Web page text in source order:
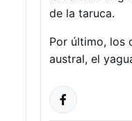
de la taruca.
Por último, los
austral, el